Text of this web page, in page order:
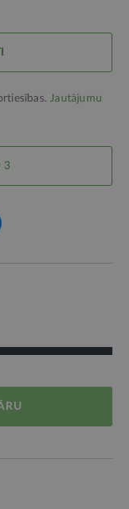
Jautājumu
3